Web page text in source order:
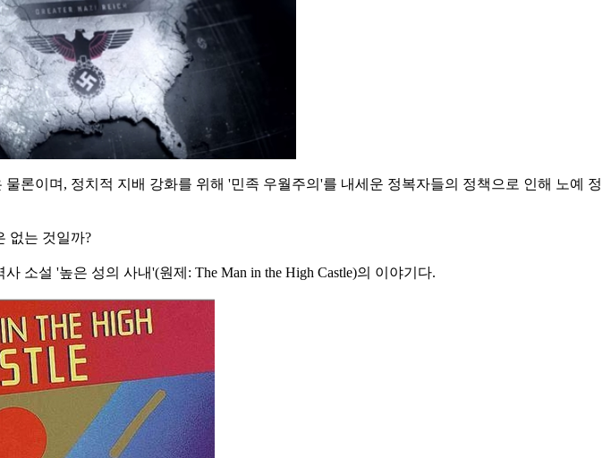
론이며, 정치적 지배 강화를 위해 '민족 우월주의'를 내세운 정복자들의 정책으로 인해 노예 정
없는 것일까?
소설 '높은 성의 사내'(원제: The Man in the High Castle)의 이야기다.